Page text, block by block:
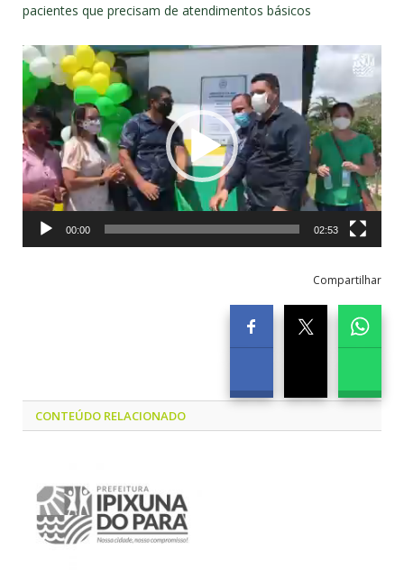
pacientes que precisam de atendimentos básicos
Tocador
de
vídeo
00:00 02:53
Compartilhar
CONTEÚDO RELACIONADO